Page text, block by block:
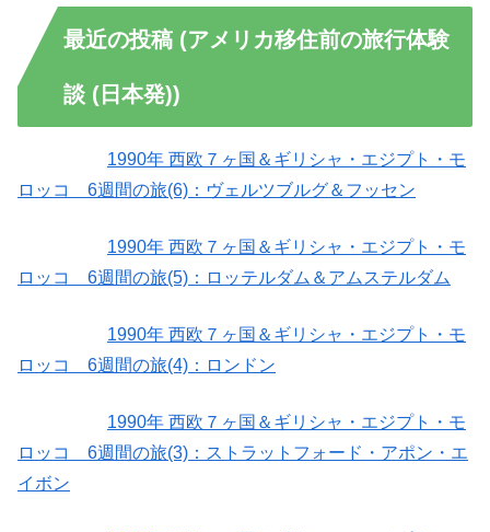
最近の投稿 (アメリカ移住前の旅行体験
談 (日本発))
1990年 西欧７ヶ国＆ギリシャ・エジプト・モ
ロッコ 6週間の旅(6)：ヴェルツブルグ＆フッセン
1990年 西欧７ヶ国＆ギリシャ・エジプト・モ
ロッコ 6週間の旅(5)：ロッテルダム＆アムステルダム
1990年 西欧７ヶ国＆ギリシャ・エジプト・モ
ロッコ 6週間の旅(4)：ロンドン
1990年 西欧７ヶ国＆ギリシャ・エジプト・モ
ロッコ 6週間の旅(3)：ストラットフォード・アポン・エ
イボン